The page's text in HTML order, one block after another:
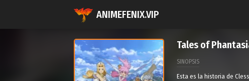
ANIMEFENIX.VIP
Tales of
SINOPSIS
Esta es la historia de